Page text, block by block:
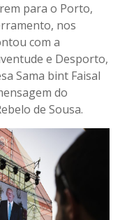
para o Porto,
nos
com a
e Desporto,
Sama bint Faisal
do
de Sousa.